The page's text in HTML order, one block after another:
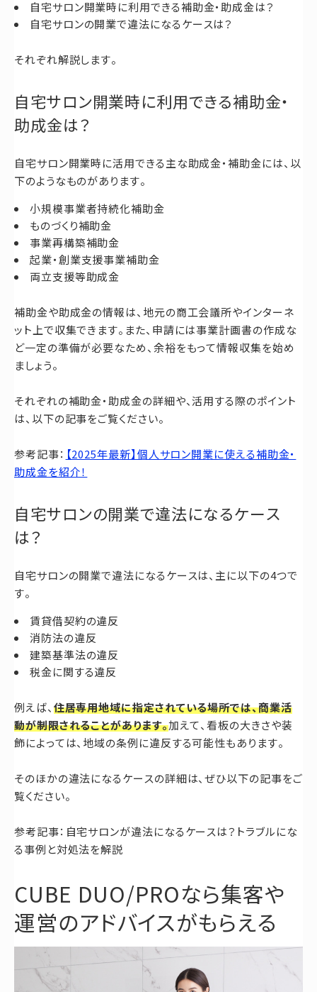
自宅サロン開業時に利用できる補助金・助成金は？
自宅サロンの開業で違法になるケースは？
それぞれ解説します。
自宅サロン開業時に利用できる補助金・
助成金は？
自宅サロン開業時に活用できる主な助成金・補助金には、以
下のようなものがあります。
小規模事業者持続化補助金
ものづくり補助金
事業再構築補助金
起業・創業支援事業補助金
両立支援等助成金
補助金や助成金の情報は、地元の商工会議所やインターネ
ット上で収集できます。また、申請には事業計画書の作成な
ど一定の準備が必要なため、余裕をもって情報収集を始め
ましょう。
それぞれの補助金・助成金の詳細や、活用する際のポイント
は、以下の記事をご覧ください。
参考記事： 【2025年最新】個人サロン開業に使える補助金・
助成金を紹介！
自宅サロンの開業で違法になるケース
は？
自宅サロンの開業で違法になるケースは、主に以下の4つで
す。
賃貸借契約の違反
消防法の違反
建築基準法の違反
税金に関する違反
例えば、住居専用地域に指定されている場所では、商業活
動が制限されることがあります。加えて、看板の大きさや装
飾によっては、地域の条例に違反する可能性もあります。
そのほかの違法になるケースの詳細は、ぜひ以下の記事をご
覧ください。
参考記事：自宅サロンが違法になるケースは？トラブルにな
る事例と対処法を解説
CUBE DUO/PROなら集客や
運営のアドバイスがもらえる